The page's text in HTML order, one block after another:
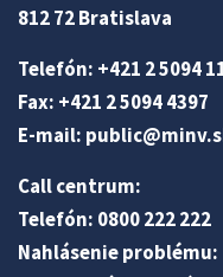
812 72 Bratislava
Telefón: +421 2 5094
Fax: +421 2 5094 4397
E-mail: public@minv
Call centrum:
Telefón: 0800 222 222
Nahlásenie problému: